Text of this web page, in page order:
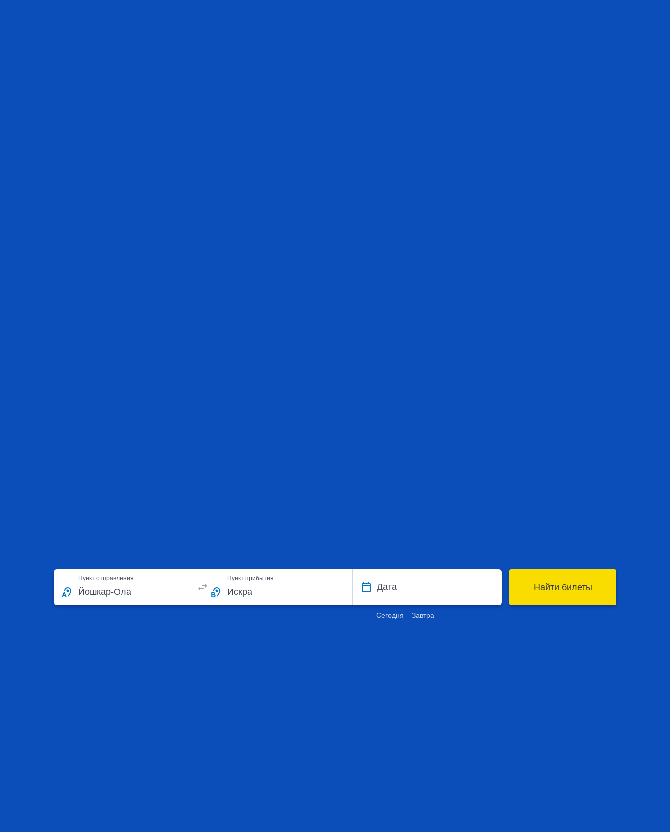
Пункт отправления Пункт прибытия
Дата
Сегодня Завтра
Найти билеты